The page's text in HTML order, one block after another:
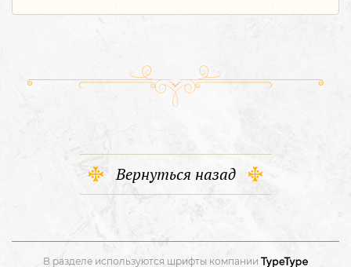
Вернуться назад
В разделе используются шрифты компании